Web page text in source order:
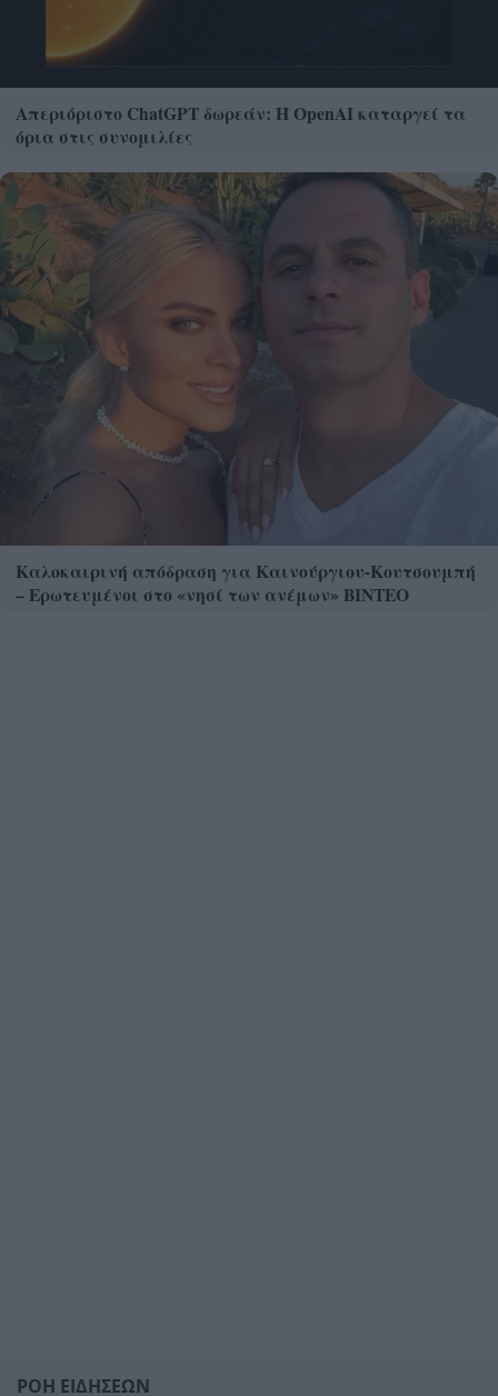
Απεριόριστο ChatGPT δωρεάν: Η OpenAI καταργεί τα
όρια στις συνομιλίες
Καλοκαιρινή απόδραση για Καινούργιου-Κουτσουμπή
– Ερωτευμένοι στο «νησί των ανέμων» ΒΙΝΤΕΟ
ΡΟΗ ΕΙΔΗΣΕΩΝ